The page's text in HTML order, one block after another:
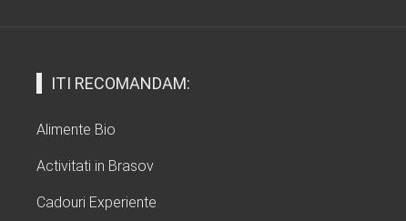
ITI RECOMANDAM:
Alimente Bio
Activitati in Brasov
Cadouri Experiente